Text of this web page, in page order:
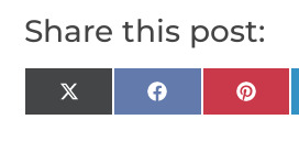
Share this post:
X
(Twitter)
Facebook